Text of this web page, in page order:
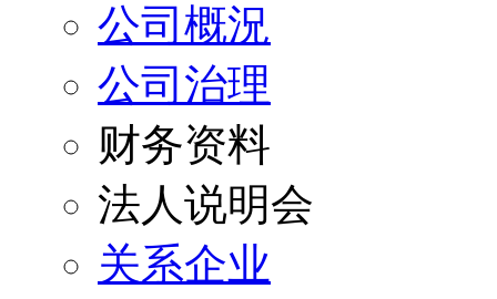
公司概況
公司治理
财务资料
法人说明会
关系企业